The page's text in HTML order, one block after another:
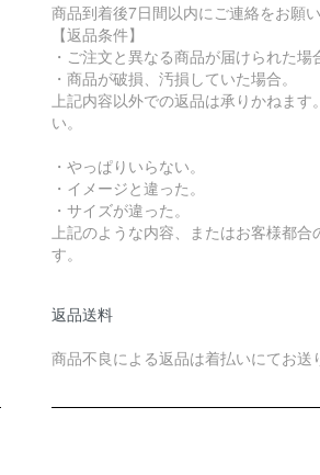
商品到着後7日間以内にご連絡をお願い
【返品条件】
・ご注文と異なる商品が届けられた場
・商品が破損、汚損していた場合。
上記内容以外での返品は承りかねます
い。
・やっぱりいらない。
・イメージと違った。
・サイズが違った。
上記のような内容、またはお客様都合
す。
返品送料
商品不良による返品は着払いにてお送